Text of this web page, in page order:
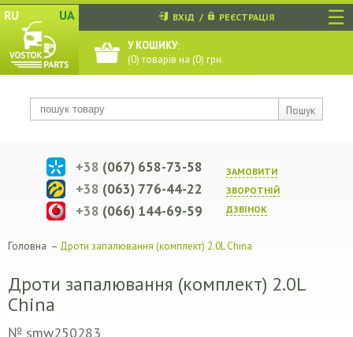
☰
RU UA
Пошук
ВХІД / РЕЄСТРАЦІЯ
У КОШИКУ:
(0) товарів на (0) грн.
ЗАМОВИТИ
ЗВОРОТНIЙ
ДЗВIНОК
+38 (067) 658-73-58
+38 (063) 776-44-22
+38 (066) 144-69-59
Головна – Дроти запалювання (комплект) 2.0L China
Дроти запалювання (комплект) 2.0L
China
№ smw250283